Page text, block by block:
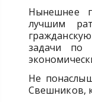
Нынешнее
лучшим
задачи по
Не
Свешников,